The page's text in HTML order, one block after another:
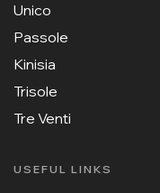
Unico
Passole
Kinisia
Trisole
Tre Venti
USEFUL LINKS